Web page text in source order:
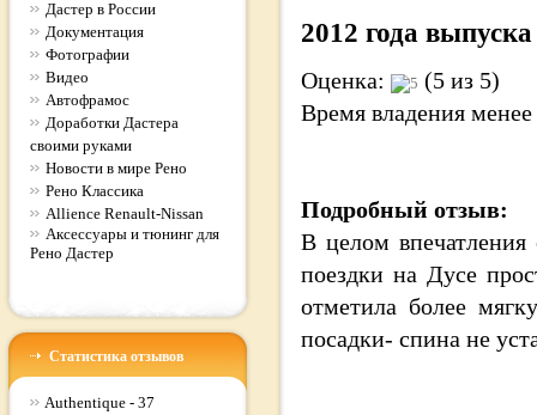
Дастер в России
Документация
Фотографии
Видео
Автофрамос
Доработки Дастера
своими руками
Новости в мире Рено
Рено Классика
Allience Renault-Nissan
Аксессуары и тюнинг для
Рено Дастер
Статистика отзывов
Authentique - 37
2012 года выпуска
Оценка:
(5 из 5)
Время владения менее
Подробный отзыв:
В целом
поездки на Дусе
отметила более
посадки- спина не